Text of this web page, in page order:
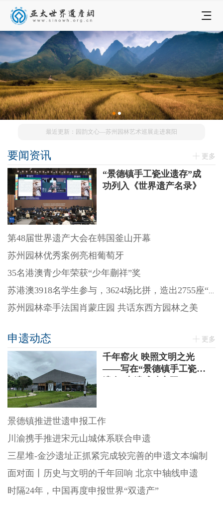
最近更新：园韵文心—苏州园林艺术巡展走进襄阳
要闻资讯 更多
“景德镇手工瓷业遗存”成
功列入《世界遗产名录》
第48届世界遗产大会在韩国釜山开幕
苏州园林优秀案例亮相葡萄牙
35名港澳青少年荣获“少年蒯祥”奖
苏港澳3918名学生参与，3624场比拼，造出2755座“迷你园林”
苏州园林牵手法国肖蒙庄园 共话东西方园林之美
申遗动态 更多
千年窑火 映照文明之光
——写在“景德镇手工瓷业
景德镇推进世遗申报工作
川渝携手推进宋元山城体系联合申遗
三星堆-金沙遗址正抓紧完成较完善的申遗文本编制
面对面丨历史与文明的千年回响 北京中轴线申遗
时隔24年，中国再度申报世界“双遗产”